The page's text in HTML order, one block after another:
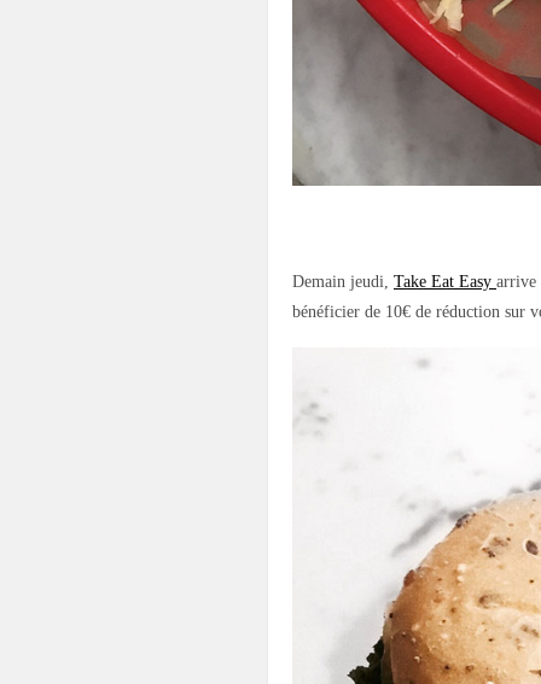
Demain jeudi, Take Eat Easy arrive
bénéficier de 10€ de réduction sur